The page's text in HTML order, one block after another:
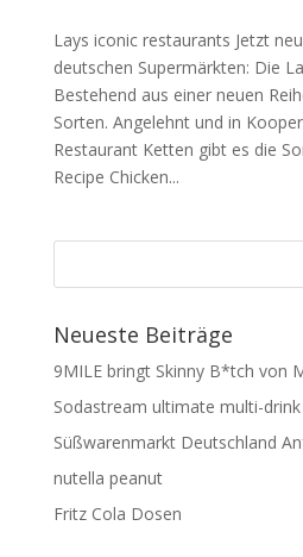
Lays iconic restaurants Jetzt
deutschen Supermärkten: Die
Bestehend aus einer neuen
Sorten. Angelehnt und in
Restaurant Ketten gibt es die
Recipe Chicken...
Neueste Beiträge
9MILE bringt Skinny B*tch von
Sodastream ultimate multi-drink
Süßwarenmarkt Deutschland
nutella peanut
Fritz Cola Dosen